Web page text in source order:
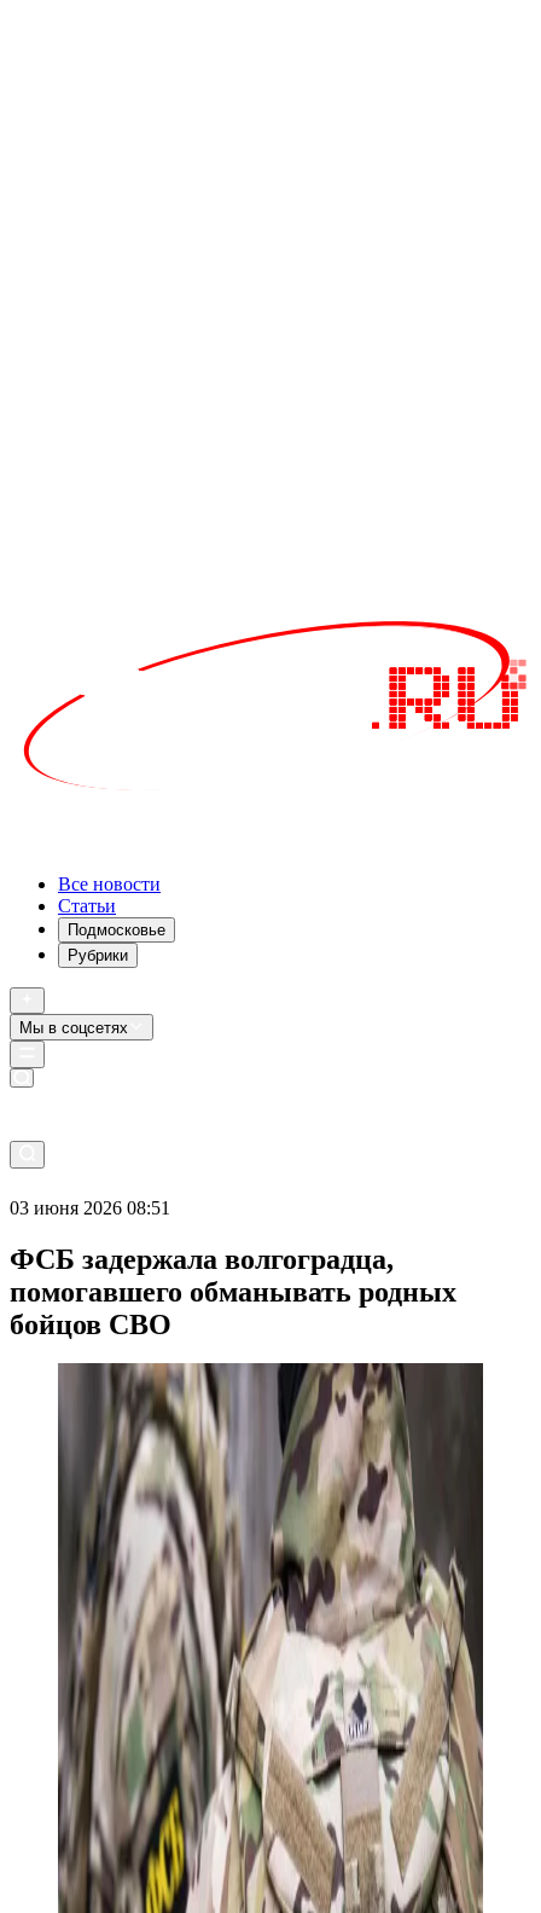
Все новости
Статьи
Подмосковье
Рубрики
Мы в соцсетях
03 июня 2026 08:51
ФСБ задержала волгоградца,
помогавшего обманывать родных
бойцов СВО